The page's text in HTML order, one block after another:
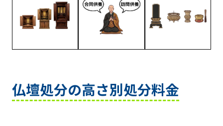
仏壇処分の高さ別処分料金